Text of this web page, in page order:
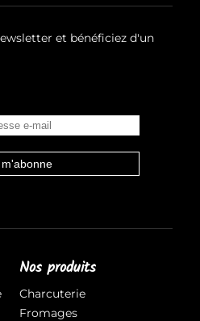
et bénéficiez d'un
Nos produits
Charcuterie
Fromages